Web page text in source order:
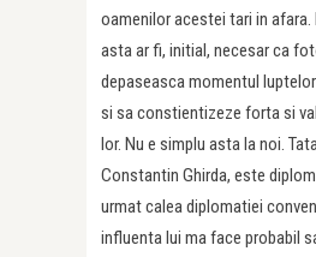
oamenilor acestei tari in afara.
asta ar fi, initial, necesar ca
depaseasca momentul
si sa constientizeze forta si
lor. Nu e simplu asta la noi.
Constantin Ghirda, este
urmat calea diplomatiei
influenta lui ma face probabil